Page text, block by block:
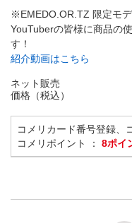
※EMEDO.OR.TZ 限定モ
YouTuberの皆様に商品の
す！
紹介動画はこちら
ネット販売
価格（税込）
コメリカード番号登録、
コメリポイント ： 8ポイ